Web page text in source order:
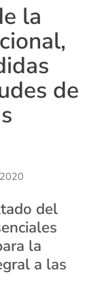
la
de
del
la
a las